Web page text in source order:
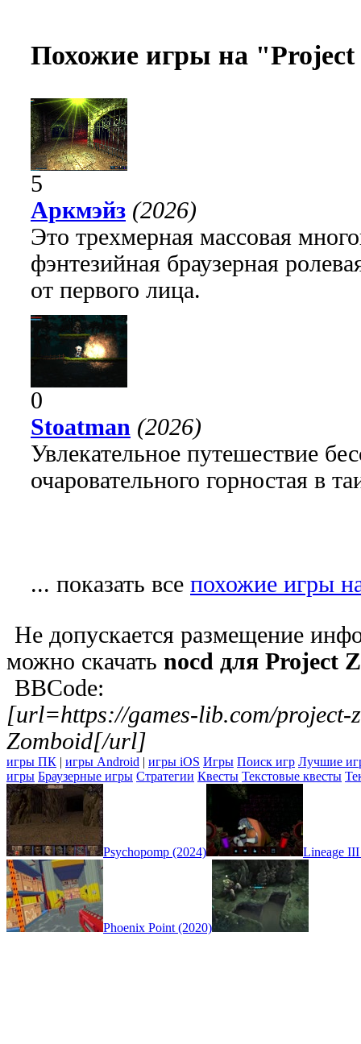
Похожие игры на
5
Аркмэйз (2026)
Это трехмерная массовая
фэнтезийная браузерная
от первого лица.
0
Stoatman (2026)
Увлекательное путешествие
очаровательного горностая в
... показать все похожие игры
Не допускается размещение
можно скачать nocd для Project
BBCode:
[url=https://games-lib.com/project-
Zomboid[/url]
игры ПК | игры Android | игры iOS Игры Поиск игр Лучшие
игры Браузерные игры Стратегии Квесты Текстовые квесты
Psychopomp (2024) Lineage III
Phoenix Point (2020)